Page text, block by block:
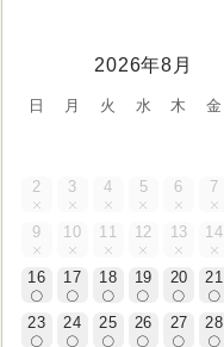
2026年8月
日 月 火 水 木 金
2 3 4 5 6 7
9 10 11 12 13 14
16 17 18 19 20 21
23 24 25 26 27 28